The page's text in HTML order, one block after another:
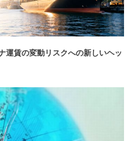
運賃の変動リスクへの新しいヘッ